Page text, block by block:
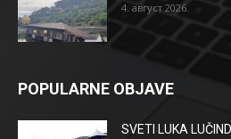
4. август 2026.
POPULARNE OBJAVE
SVETI LUKA